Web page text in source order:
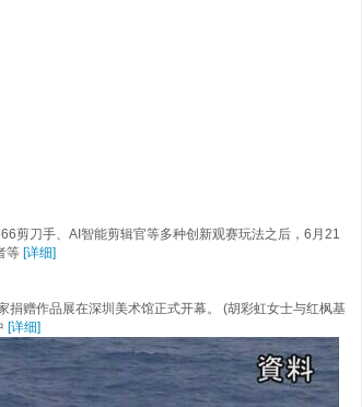
剪刀手、AI智能剪辑官等多种创新观赛玩法之后，6月21
等 [详细]
赠作品展在深圳美术馆正式开幕。 (胡彩虹女士与红枫基
[详细]